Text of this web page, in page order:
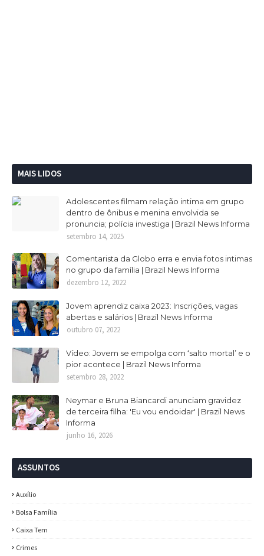
MAIS LIDOS
Adolescentes filmam relação intima em grupo
dentro de ônibus e menina envolvida se
pronuncia; polícia investiga | Brazil News Informa
setembro 14, 2025
Comentarista da Globo erra e envia fotos intimas
no grupo da família | Brazil News Informa
dezembro 12, 2022
Jovem aprendiz caixa 2023: Inscrições, vagas
abertas e salários | Brazil News Informa
outubro 07, 2022
Vídeo: Jovem se empolga com ‘salto mortal’ e o
pior acontece | Brazil News Informa
setembro 28, 2022
Neymar e Bruna Biancardi anunciam gravidez
de terceira filha: 'Eu vou endoidar' | Brazil News
Informa
junho 16, 2026
ASSUNTOS
Auxílio
Bolsa Família
Caixa Tem
Crimes